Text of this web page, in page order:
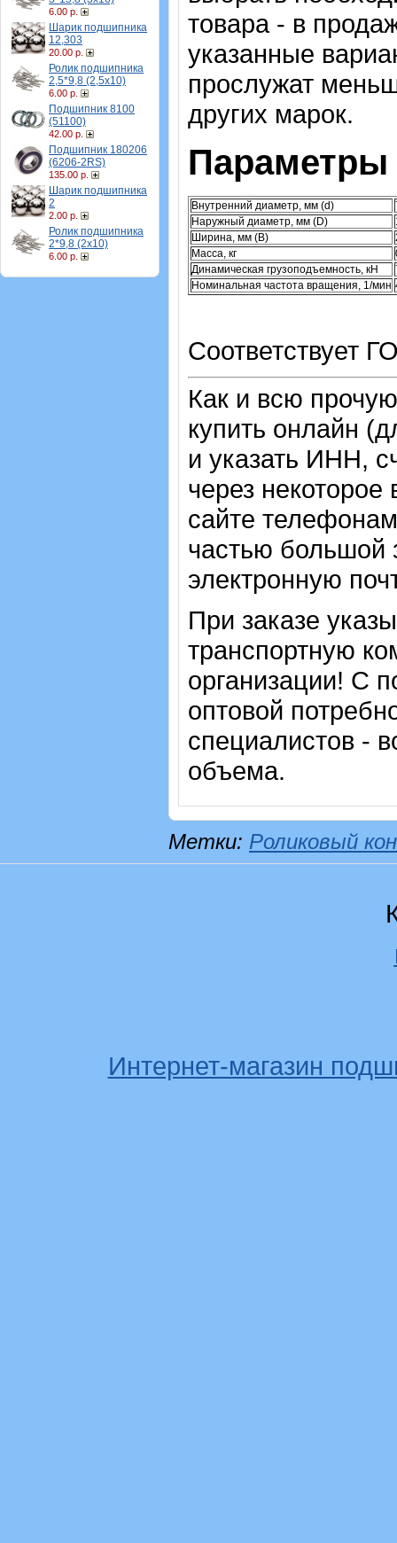
6.00 р.
Шарик подшипника
12,303
20.00 р.
Ролик подшипника
2,5*9,8 (2,5х10)
6.00 р.
Подшипник 8100
(51100)
42.00 р.
Подшипник 180206
(6206-2RS)
135.00 р.
Шарик подшипника
2
2.00 р.
Ролик подшипника
2*9,8 (2х10)
6.00 р.
товара - в
указанные
прослужат
других марок.
Параметры
Внутренний диаметр, мм (d)
Наружный диаметр, мм (D)
Ширина, мм (B)
Масса, кг
Динамическая грузоподъемность, кН
Номинальная частота вращения, 1/мин
Соответствует
Как и всю
купить онлайн
и указать ИНН,
через
сайте
частью большой
электронную
При заказе
транспортную
организации! С
оптовой
специалистов -
объема.
Метки: Роликовый
Интернет-магазин